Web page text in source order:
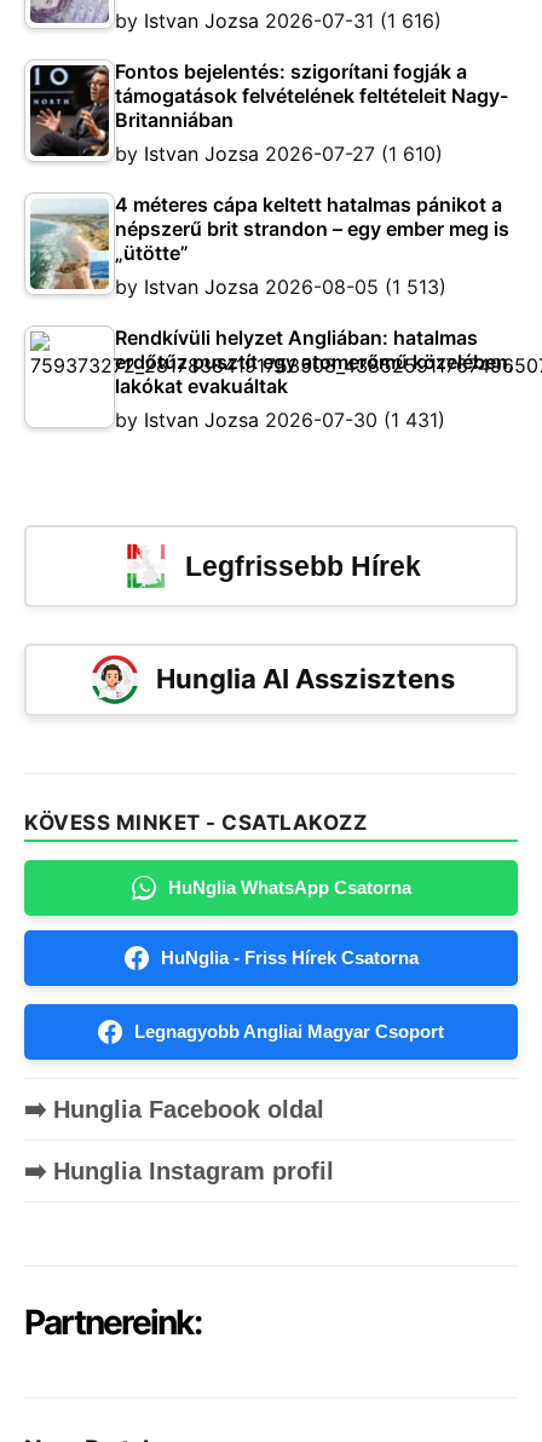
by Istvan Jozsa 2026-07-31 (1 616)
Fontos bejelentés: szigorítani fogják a
támogatások felvételének feltételeit Nagy-
Britanniában
by Istvan Jozsa 2026-07-27 (1 610)
4 méteres cápa keltett hatalmas pánikot a
népszerű brit strandon – egy ember meg is
„ütötte”
by Istvan Jozsa 2026-08-05 (1 513)
Rendkívüli helyzet Angliában: hatalmas
erdőtűz pusztít egy atomerőmű közelében,
lakókat evakuáltak
by Istvan Jozsa 2026-07-30 (1 431)
Legfrissebb Hírek
Hunglia AI Asszisztens
KÖVESS MINKET - CSATLAKOZZ
HuNglia WhatsApp Csatorna
HuNglia - Friss Hírek Csatorna
Legnagyobb Angliai Magyar Csoport
➡️ Hunglia Facebook oldal
➡️ Hunglia Instagram profil
Partnereink: